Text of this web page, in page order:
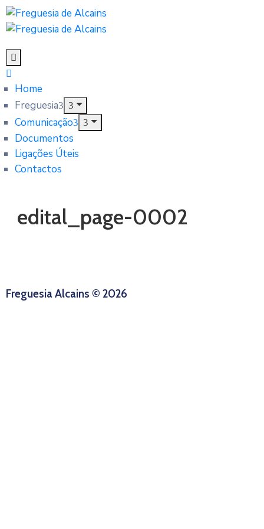
Home
Freguesia
Comunicação
Documentos
Ligações Úteis
Contactos
edital_page-0002
Freguesia Alcains © 2026